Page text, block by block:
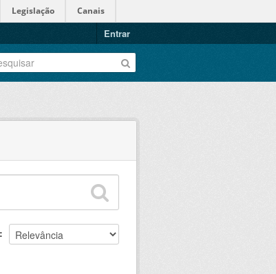
Legislação Canais
Entrar